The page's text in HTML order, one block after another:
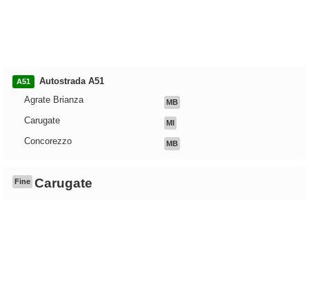
A51
Autostrada A51
Agrate Brianza
MB
Carugate MI
Concorezzo MB
Fine Carugate